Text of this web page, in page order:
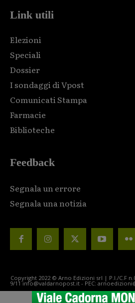
Link utili
Elezioni
Speciali
Dossier
I sondaggi di Vpost
Comunicati Stampa
Farmacie
Biblioteche
Feedback
Segnala un errore
Segnala una notizia
Copyright 2022 © Arno Edizioni srl | P.I./C.F
9/11 info@valdarnopost.it - PEC: